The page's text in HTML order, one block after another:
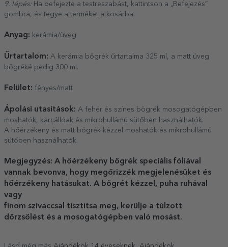
9. lépés: Ha befejezte a testreszabást, kattintson a „Befejezés”
gombra, és tegye a terméket a kosárba.
Anyag: kerámia/üveg
Űrtartalom: A kerámia bögrék űrtartalma 325 ml, a matt üveg
bögréké pedig 300 ml.
Felület: fényes/matt
Ápolási utasítások: A fehér és színes bögrék mosogatógépben
moshatók, karcállóak és mikrohullámú sütőben használhatók.
A hőérzékeny és matt bögrék kézzel moshatók és mikrohullámú
sütőben használhatók.
Megjegyzés: A hőérzékeny bögrék speciális fóliával
vannak bevonva, hogy megőrizzék megjelenésüket és
hőérzékeny hatásukat. A bögrét kézzel, puha ruhával
vagy
finom szivaccsal tisztítsa meg, kerülje a túlzott
dörzsölést és a mosogatógépben való mosást.